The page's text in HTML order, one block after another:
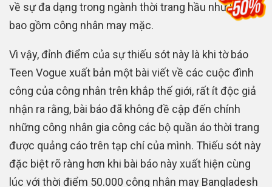
về sự đa dạng trong ngành thời trang hầu như không
bao gồm công nhân may mặc.
Vì vậy, đỉnh điểm của sự thiếu sót này là khi tờ báo
Teen Vogue xuất bản một bài viết về các cuộc đình
công của công nhân trên khắp thế giới, rất ít độc giả
nhận ra rằng, bài báo đã không đề cập đến chính
những công nhân gia công các bộ quần áo thời trang
được quảng cáo trên tạp chí của mình. Thiếu sót này
đặc biệt rõ ràng hơn khi bài báo này xuất hiện cùng
lúc với thời điểm 50.000 công nhân may Bangladesh